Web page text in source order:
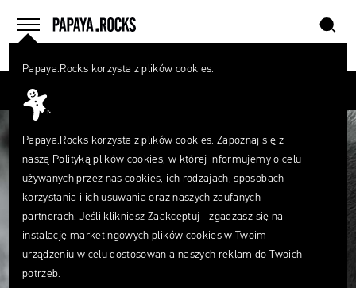
menu
home szukaj
Papaya.Rocks korzysta z plików cookies.
Papaya.Rocks korzysta z plików cookies. Zapoznaj się z
naszą Polityką plików cookies, w której informujemy o celu
używanych przez nas cookies, ich rodzajach, sposobach
korzystania i ich usuwania oraz naszych zaufanych
partnerach. Jeśli klikniesz Zaakceptuj - zgadzasz się na
instalację marketingowych plików cookies w Twoim
urządzeniu w celu dostosowania naszych reklam do Twoich
potrzeb.
Czego
szukasz?